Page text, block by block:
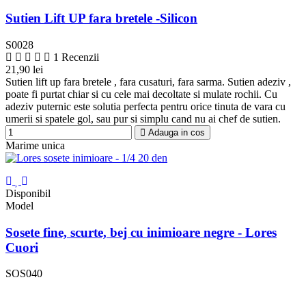
Sutien Lift UP fara bretele -Silicon
S0028
1 Recenzii
21,90 lei
Sutien lift up fara bretele , fara cusaturi, fara sarma. Sutien adeziv ,
poate fi purtat chiar si cu cele mai decoltate si mulate rochii. Cu
adeziv puternic este solutia perfecta pentru orice tinuta de vara cu
umerii si spatele gol, sau pur si simplu cand nu ai chef de sutien.
Adauga in cos
Marime unica
Disponibil
Model
Sosete fine, scurte, bej cu inimioare negre - Lores
Cuori
SOS040